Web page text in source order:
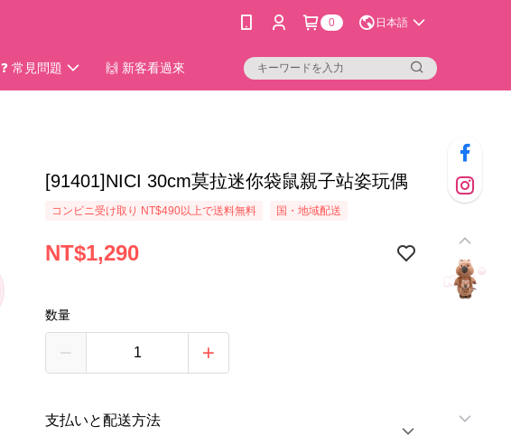
0 日本語
❓ 常見問題 🙌 新客看過來
[91401]NICI 30cm莫拉迷你袋鼠親子站姿玩偶
コンビニ受け取り NT$490以上で送料無料 国・地域配送
NT$1,290
数量
支払いと配送方法